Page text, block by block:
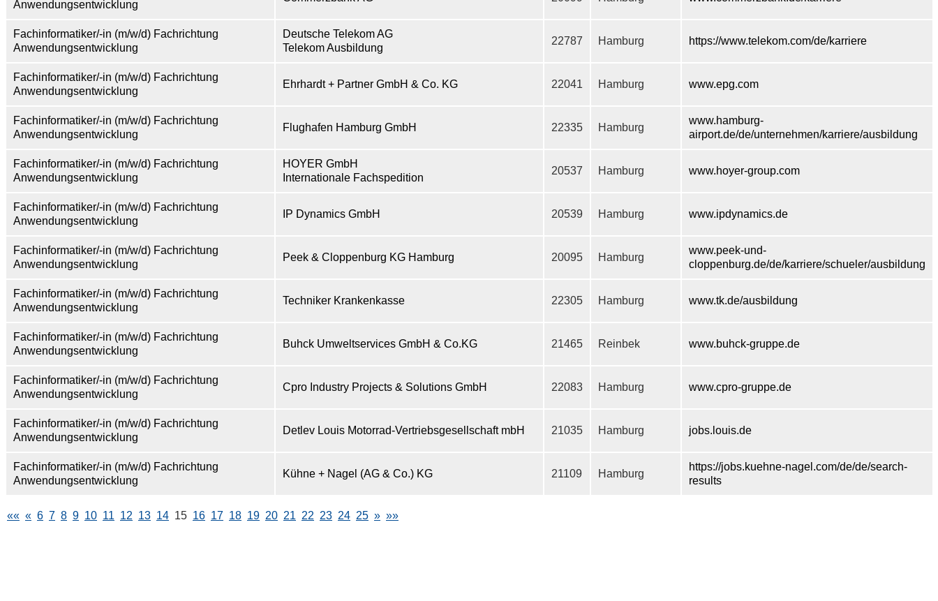
Anwendungsentwicklung
Fachinformatiker/-in (m/w/d) Fachrichtung
Anwendungsentwicklung
Deutsche Telekom AG
Telekom Ausbildung
22787 Hamburg https://www.telekom.com/de/karriere
Fachinformatiker/-in (m/w/d) Fachrichtung
Anwendungsentwicklung
Ehrhardt + Partner GmbH & Co. KG 22041 Hamburg www.epg.com
Fachinformatiker/-in (m/w/d) Fachrichtung
Anwendungsentwicklung
Flughafen Hamburg GmbH 22335 Hamburg
www.hamburg-
airport.de/de/unternehmen/karriere/ausbildung
Fachinformatiker/-in (m/w/d) Fachrichtung
Anwendungsentwicklung
HOYER GmbH
Internationale Fachspedition
20537 Hamburg www.hoyer-group.com
Fachinformatiker/-in (m/w/d) Fachrichtung
Anwendungsentwicklung
IP Dynamics GmbH 20539 Hamburg www.ipdynamics.de
Fachinformatiker/-in (m/w/d) Fachrichtung
Anwendungsentwicklung
Peek & Cloppenburg KG Hamburg 20095 Hamburg
www.peek-und-
cloppenburg.de/de/karriere/schueler/ausbildung
Fachinformatiker/-in (m/w/d) Fachrichtung
Anwendungsentwicklung
Techniker Krankenkasse 22305 Hamburg www.tk.de/ausbildung
Fachinformatiker/-in (m/w/d) Fachrichtung
Anwendungsentwicklung
Buhck Umweltservices GmbH & Co.KG 21465 Reinbek www.buhck-gruppe.de
Fachinformatiker/-in (m/w/d) Fachrichtung
Anwendungsentwicklung
Cpro Industry Projects & Solutions GmbH 22083 Hamburg www.cpro-gruppe.de
Fachinformatiker/-in (m/w/d) Fachrichtung
Anwendungsentwicklung
Detlev Louis Motorrad-Vertriebsgesellschaft mbH 21035 Hamburg jobs.louis.de
Fachinformatiker/-in (m/w/d) Fachrichtung
Anwendungsentwicklung
Kühne + Nagel (AG & Co.) KG 21109 Hamburg
https://jobs.kuehne-nagel.com/de/de/search-
results
«« « 6 7 8 9 10 11 12 13 14 15 16 17 18 19 20 21 22 23 24 25 » »»